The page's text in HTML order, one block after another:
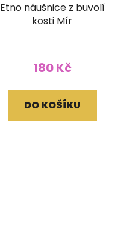
Etno náušnice z buvolí
kosti Mír
180 Kč
DO KOŠÍKU